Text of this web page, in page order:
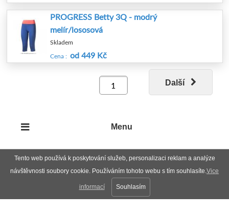
Tento web používá k poskytování služeb, personalizaci reklam a analýze
návštěvnosti soubory cookie. Používáním tohoto webu s tím souhlasíte.Vice
informací Souhlasím
PROGRESS Betty 3Q - modrý
melír/lososová
Skladem
Cena : od 449 Kč
Další
Menu